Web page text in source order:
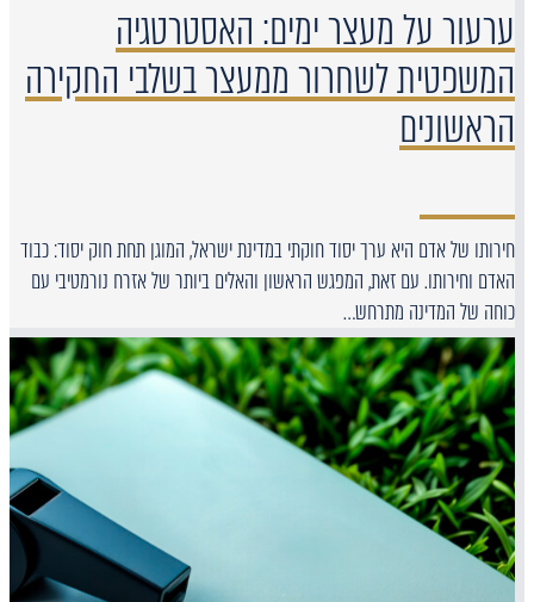
ערעור על מעצר ימים: האסטרטגיה
המשפטית לשחרור ממעצר בשלבי החקירה
הראשונים
חירותו של אדם היא ערך יסוד חוקתי במדינת ישראל, המוגן תחת חוק יסוד: כבוד
האדם וחירותו. עם זאת, המפגש הראשון והאלים ביותר של אזרח נורמטיבי עם
כוחה של המדינה מתרחש…